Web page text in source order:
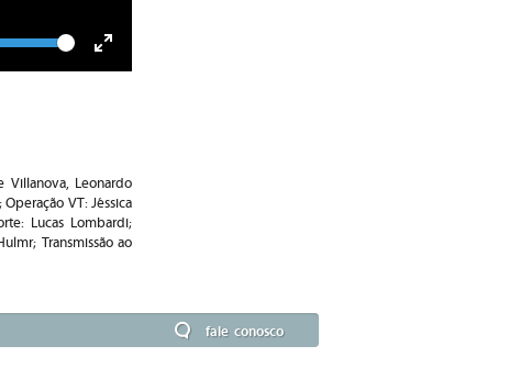
Volume
Villanova, Leonardo
VT: Jéssica
Lucas Lombardi;
Transmissão ao
fale conosco